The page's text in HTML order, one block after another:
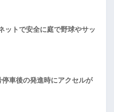
ットで安全に庭で野球やサッ
停車後の発進時にアクセルが